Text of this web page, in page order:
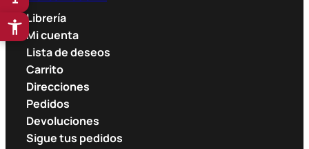
Librería
Mi cuenta
Lista de deseos
Carrito
Direcciones
Pedidos
Devoluciones
Sigue tus pedidos